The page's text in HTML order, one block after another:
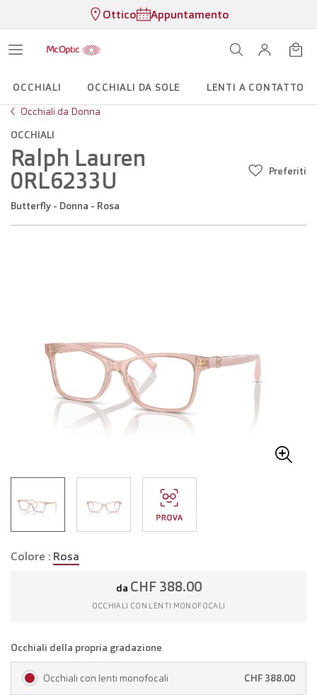
Ottico Appuntamento
OCCHIALI OCCHIALI DA SOLE
LENTI A CONTATTO
Occhiali da Donna
OCCHIALI
Ralph Lauren
0RL6233U
Butterfly - Donna - Rosa
Preferiti
Colore : Rosa
da CHF 388.00
OCCHIALI CON LENTI MONOFOCALI
Occhiali della propria gradazione
Occhiali con lenti monofocali CHF 388.00